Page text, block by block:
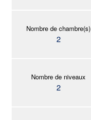
Nombre de chambre(s)
2
Nombre de niveaux
2